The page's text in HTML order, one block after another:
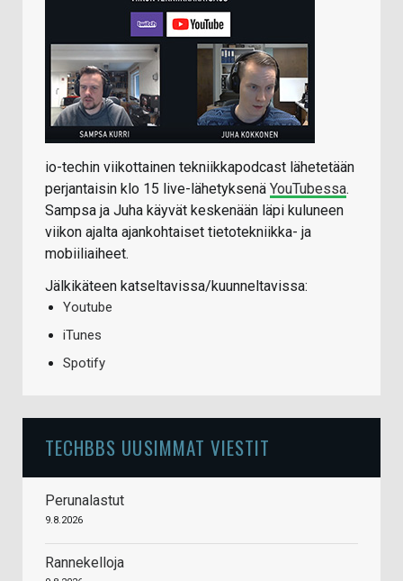
io-techin viikottainen tekniikkapodcast lähetetään
perjantaisin klo 15 live-lähetyksenä YouTubessa.
Sampsa ja Juha käyvät keskenään läpi kuluneen
viikon ajalta ajankohtaiset tietotekniikka- ja
mobiiliaiheet.
Jälkikäteen katseltavissa/kuunneltavissa:
Youtube
iTunes
Spotify
TECHBBS UUSIMMAT VIESTIT
Perunalastut
9.8.2026
Rannekelloja